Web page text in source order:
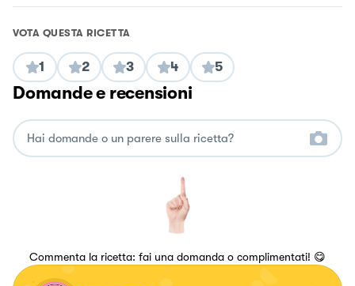
VOTA QUESTA RICETTA
1 2 3 4 5
Domande e recensioni
Commenta la ricetta: fai una domanda o complimentati! 😋